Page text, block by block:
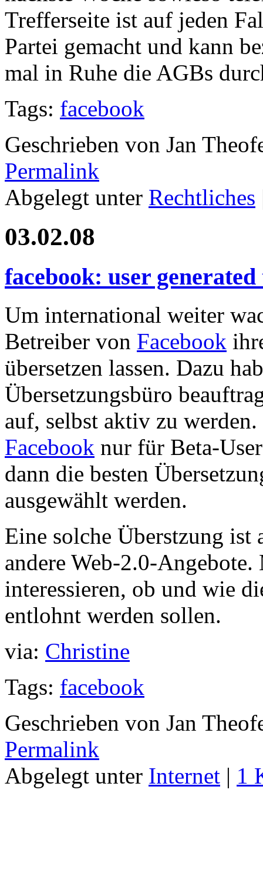
Trefferseite ist auf jeden
Partei gemacht und kann
mal in Ruhe die AGBs
Tags: facebook
Geschrieben von Jan
Permalink
Abgelegt unter Rechtliches
03.02.08
facebook: user
Um international weiter
Betreiber von Facebook
übersetzen lassen. Dazu
Übersetzungsbüro
auf, selbst aktiv zu
Facebook nur für Beta-
dann die besten
ausgewählt werden.
Eine solche Überstzung ist
andere Web-2.0-
interessieren, ob und wie
entlohnt werden sollen.
via: Christine
Tags: facebook
Geschrieben von Jan
Permalink
Abgelegt unter Internet | 1